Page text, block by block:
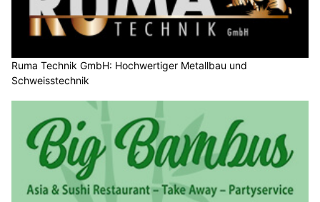
Ruma Technik GmbH: Hochwertiger Metallbau und
Schweisstechnik